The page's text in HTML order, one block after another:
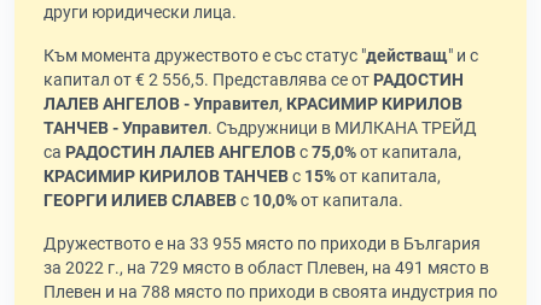
други юридически лица.
Към момента дружеството е със статус "действащ" и с
капитал от € 2 556,5. Представлява се от РАДОСТИН
ЛАЛЕВ АНГЕЛОВ - Управител, КРАСИМИР КИРИЛОВ
ТАНЧЕВ - Управител. Съдружници в МИЛКАНА ТРЕЙД
са РАДОСТИН ЛАЛЕВ АНГЕЛОВс75,0%от капитала,
КРАСИМИР КИРИЛОВ ТАНЧЕВс 15%от капитала,
ГЕОРГИ ИЛИЕВ СЛАВЕВс 10,0%от капитала.
Дружеството е на 33 955 място по приходи в България
за 2022 г., на 729 място в област Плевен, на 491 място в
Плевен и на 788 място по приходи в своята индустрия по